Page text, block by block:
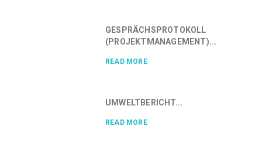
GESPRÄCHSPROTOKOLL
(PROJEKTMANAGEMENT)...
READ MORE
UMWELTBERICHT...
READ MORE